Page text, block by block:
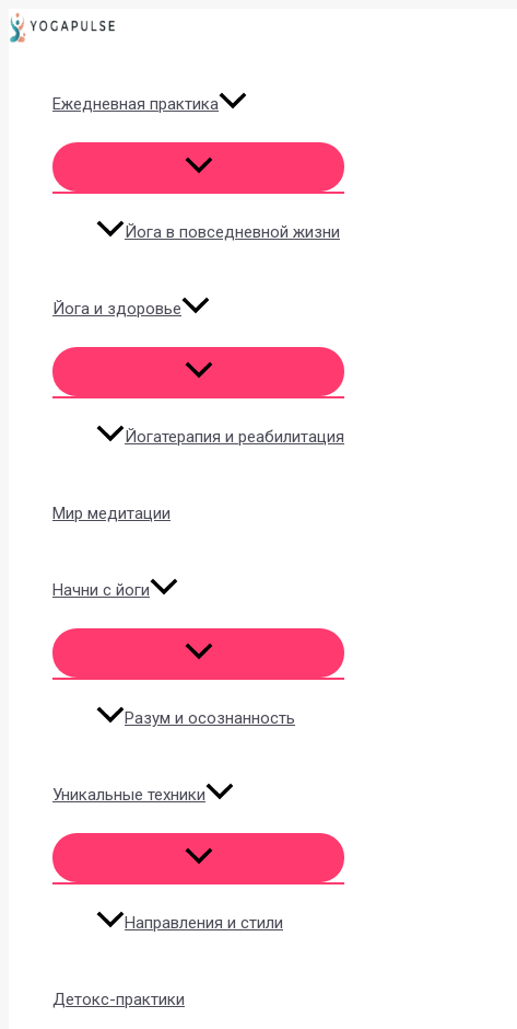
Перейти
к
Ежедневная практика
Йога в повседневной жизни
Йога и здоровье
Йогатерапия и реабилитация
Мир медитации
Начни с йоги
Разум и осознанность
Уникальные техники
Направления и стили
Детокс-практики